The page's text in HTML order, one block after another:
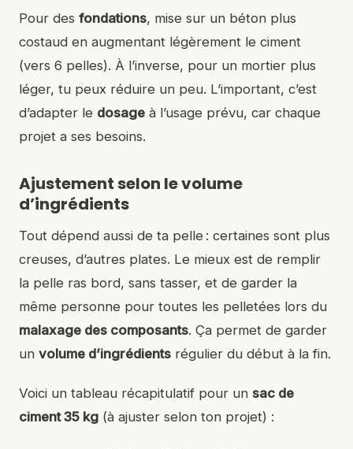
Pour des fondations, mise sur un béton plus
costaud en augmentant légèrement le ciment
(vers 6 pelles). À l’inverse, pour un mortier plus
léger, tu peux réduire un peu. L’important, c’est
d’adapter le dosage à l’usage prévu, car chaque
projet a ses besoins.
Ajustement selon le volume
d’ingrédients
Tout dépend aussi de ta pelle : certaines sont plus
creuses, d’autres plates. Le mieux est de remplir
la pelle ras bord, sans tasser, et de garder la
même personne pour toutes les pelletées lors du
malaxage des composants. Ça permet de garder
un volume d’ingrédients régulier du début à la fin.
Voici un tableau récapitulatif pour un sac de
ciment 35 kg (à ajuster selon ton projet) :